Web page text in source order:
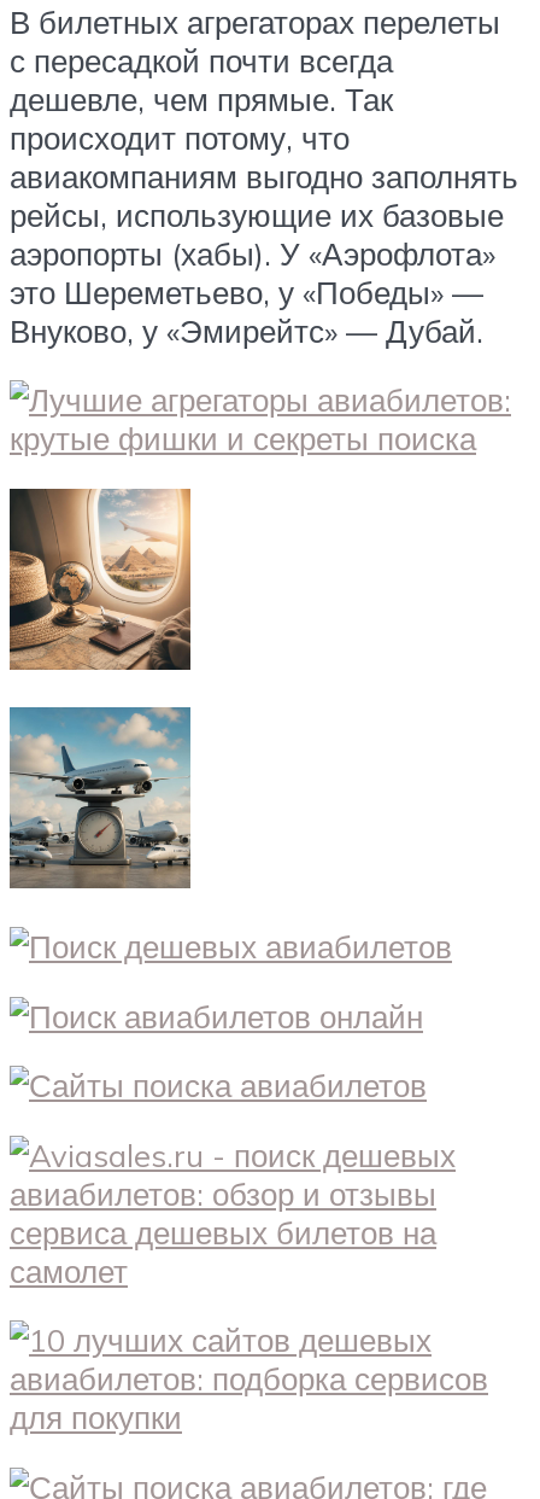
В билетных агрегаторах перелеты
с пересадкой почти всегда
дешевле, чем прямые. Так
происходит потому, что
авиакомпаниям выгодно заполнять
рейсы, использующие их базовые
аэропорты (хабы). У «Аэрофлота»
это Шереметьево, у «Победы» —
Внуково, у «Эмирейтс» — Дубай.